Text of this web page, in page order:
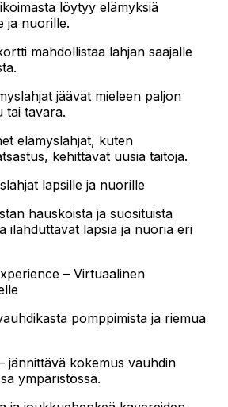
löytyy elämyksiä
ja nuorille.
mahdollistaa lahjan saajalle
jäävät mieleen paljon
tai tavara.
elämyslahjat, kuten
kehittävät uusia taitoja.
lapsille ja nuorille
hauskoista ja suosituista
ilahduttavat lapsia ja nuoria eri
– Virtuaalinen
pomppimista ja riemua
jännittävä kokemus vauhdin
ympäristössä.